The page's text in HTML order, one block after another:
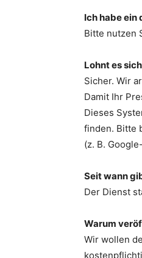
Ich habe ein
Bitte nutzen
Lohnt es
Sicher. Wir
Damit Ihr
Dieses
finden. Bitte
(z. B.
Seit wann
Der Dienst
Warum
Wir wollen